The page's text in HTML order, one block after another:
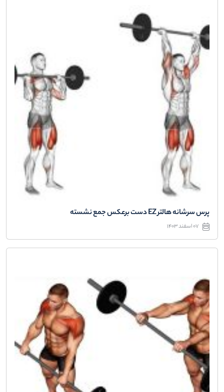
پرس سرشانه هالتر EZ دست برعکس جمع نشسته
07 اسفند 1403